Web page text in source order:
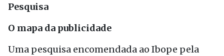
Pesquisa
O mapa da publicidade
Uma pesquisa encomendada ao Ibope pela